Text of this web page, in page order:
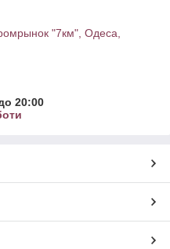
"7км", Одеса,
20:00